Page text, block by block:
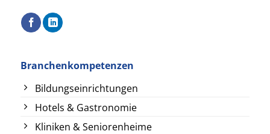
Branchenkompetenzen
Bildungseinrichtungen
Hotels & Gastronomie
Kliniken & Seniorenheime